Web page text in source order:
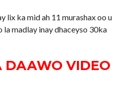
lix ka mid ah 11 murashax oo u
la madlay inay dhaceyso 30ka
DAAWO VIDEO